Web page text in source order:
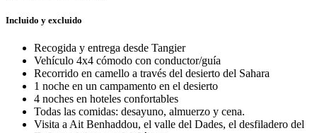
Incluido y excluido
Recogida y entrega desde Tangier
Vehículo 4x4 cómodo con conductor/guía
Recorrido en camello a través del desierto del Sahara
1 noche en un campamento en el desierto
4 noches en hoteles confortables
Todas las comidas: desayuno, almuerzo y cena.
Visita a Ait Benhaddou, el valle del Dades, el desfiladero del